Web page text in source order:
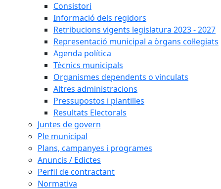
Consistori
Informació dels regidors
Retribucions vigents legislatura 2023 - 2027
Representació municipal a òrgans col·legiats
Agenda política
Tècnics municipals
Organismes dependents o vinculats
Altres administracions
Pressupostos i plantilles
Resultats Electorals
Juntes de govern
Ple municipal
Plans, campanyes i programes
Anuncis / Edictes
Perfil de contractant
Normativa